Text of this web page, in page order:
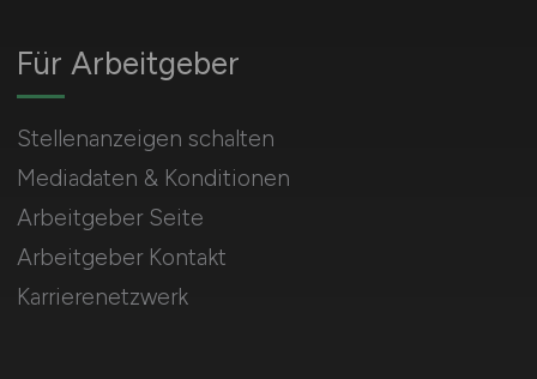
Für Arbeitgeber
Stellenanzeigen schalten
Mediadaten & Konditionen
Arbeitgeber Seite
Arbeitgeber Kontakt
Karrierenetzwerk